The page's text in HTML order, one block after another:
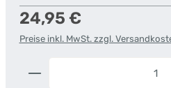
Regulärer Preis:
24,95 €
Preise inkl. MwSt. zzgl.
Produkt Anzahl: Gib